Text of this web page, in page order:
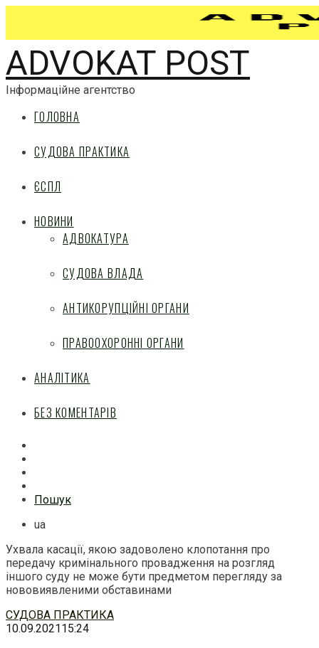
ADVOKAT POST
Інформаційне агентство
ГОЛОВНА
СУДОВА ПРАКТИКА
ЄСПЛ
НОВИНИ
АДВОКАТУРА
СУДОВА ВЛАДА
АНТИКОРУПЦІЙНІ ОРГАНИ
ПРАВООХОРОННІ ОРГАНИ
АНАЛІТИКА
БЕЗ КОМЕНТАРІВ
Пошук
ua
Ухвала касації, якою задоволено клопотання про
передачу кримінального провадження на розгляд
іншого суду не може бути предметом перегляду за
нововиявленими обставинами
Перейти
до
СУДОВА ПРАКТИКА
10.09.202115:24